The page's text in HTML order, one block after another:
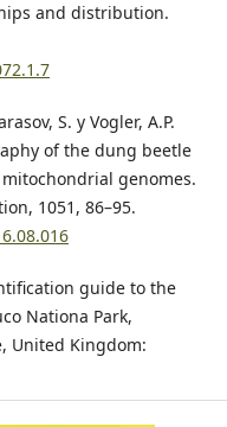
and distribution.
S. y Vogler, A.P.
of the dung beetle
genomes.
1051, 86–95.
guide to the
Nationa Park,
United Kingdom: